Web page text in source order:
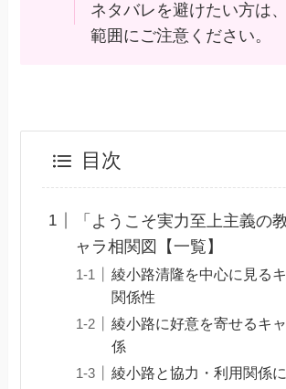
ネタバレを避けたい方は
範囲にご注意ください。
目次
「ようこそ実力至上主義の
ャラ相関図【一覧】
綾小路清隆を中心に見る
関係性
綾小路に好意を寄せるキ
係
綾小路と協力・利用関係